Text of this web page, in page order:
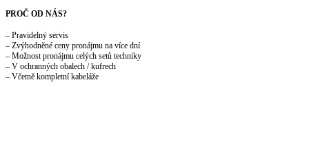
PROČ OD NÁS?
– Pravidelný servis
– Zvýhodněné ceny pronájmu na více dní
– Možnost pronájmu celých setů techniky
– V ochranných obalech / kufrech
– Včetně kompletní kabeláže